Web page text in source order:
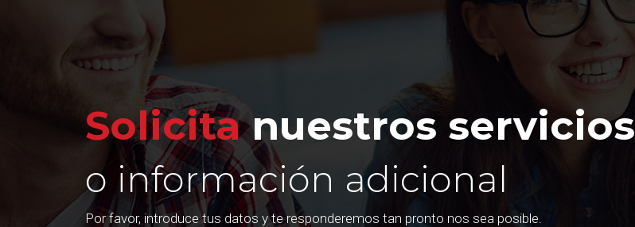
Solicitanuestros servicios
o información adicional
Por favor, introduce tus datos y te responderemos tan pronto nos sea posible.